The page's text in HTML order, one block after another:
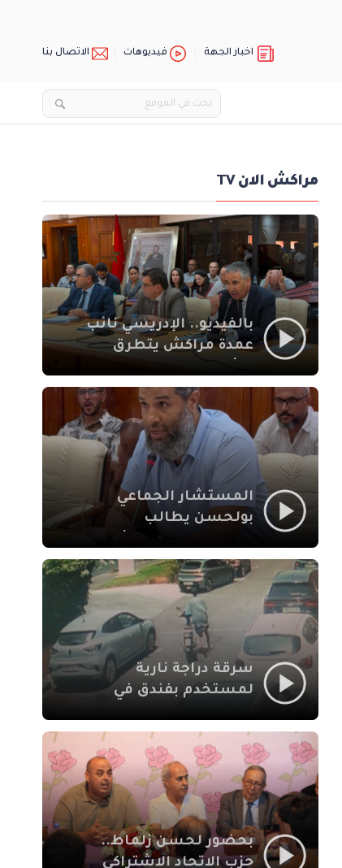
اخبار الجهة فيديوهات الاتصال بنا
مراكش الان TV
بالفيديو.. الإدريسي نائب
عمدة مراكش يتطرق
الاجتماعي في نقل
المحطة الطرقية إلى
العزوزية
المستشار الجماعي
بولحسن يطالب
أشغال شارع علال
الفاسي بمراكش
سرقة دراجة نارية
لمستخدم بفندق في
بمراكش
بحضور لحسن زلماط..
حزب الاتحاد الاشتراكي